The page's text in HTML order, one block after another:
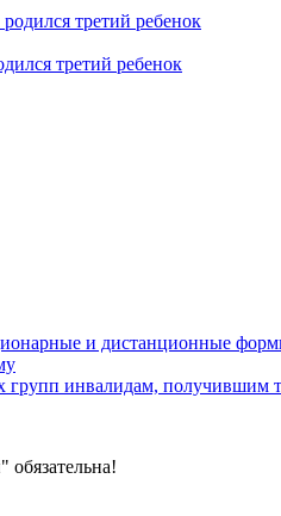
третий ребенок
и дистанционные
групп инвалидам, получившим